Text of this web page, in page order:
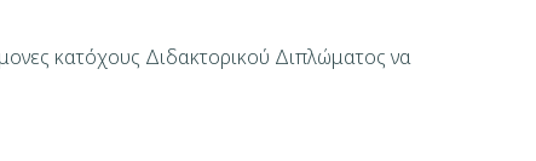
κατόχους Διδακτορικού Διπλώματος να